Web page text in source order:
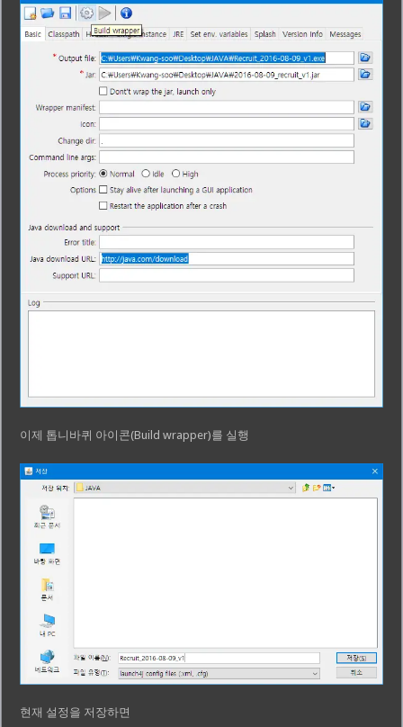
이제 톱니바퀴 아이콘(Build wrapper)를 실행
현재 설정을 저장하면